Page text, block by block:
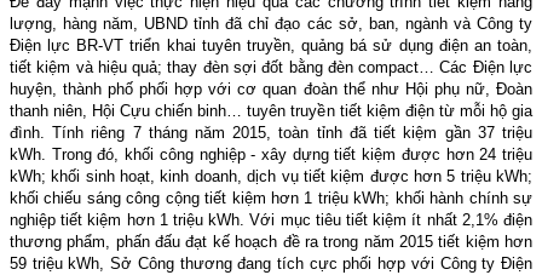
lượng, hàng năm, UBND tỉnh đã chỉ đạo các sở, ban, ngành và Công ty
Điện lực BR-VT triển khai tuyên truyền, quảng bá sử dụng điện an toàn,
tiết kiệm và hiệu quả; thay đèn sợi đốt bằng đèn compact… Các Điện lực
huyện, thành phố phối hợp với cơ quan đoàn thể như Hội phụ nữ, Đoàn
thanh niên, Hội Cựu chiến binh… tuyên truyền tiết kiệm điện từ mỗi hộ gia
đình. Tính riêng 7 tháng năm 2015, toàn tỉnh đã tiết kiệm gần 37 triệu
kWh. Trong đó, khối công nghiệp - xây dựng tiết kiệm được hơn 24 triệu
kWh; khối sinh hoạt, kinh doanh, dịch vụ tiết kiệm được hơn 5 triệu kWh;
khối chiếu sáng công cộng tiết kiệm hơn 1 triệu kWh; khối hành chính sự
nghiệp tiết kiệm hơn 1 triệu kWh. Với mục tiêu tiết kiệm ít nhất 2,1% điện
thương phẩm, phấn đấu đạt kế hoạch đề ra trong năm 2015 tiết kiệm hơn
59 triệu kWh, Sở Công thương đang tích cực phối hợp với Công ty Điện